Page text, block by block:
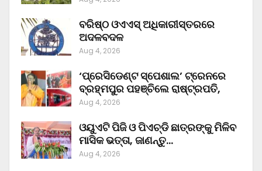
ବରିଷ୍ଠ ଓଏଏସ୍‌ ଅଧିକାରୀସ୍ତରରେ
ଅଦଳବଦଳ
Aug 4, 2026
‘ପ୍ରେସିଡେଣ୍ଟ ସ୍ପେଶାଲ’ ଟ୍ରେନରେ
ବ୍ରହ୍ମପୁର ପହଞ୍ଚିଲେ ରାଷ୍ଟ୍ରପତି,
Aug 4, 2026
ଓୟୁଏଟି ପିଜି ଓ ପିଏଚ୍‌ଡି ଛାତ୍ରଙ୍କୁ ମିଳିବ
ମାସିକ ଭତ୍ତା, ଜାଣନ୍ତୁ…
Aug 4, 2026